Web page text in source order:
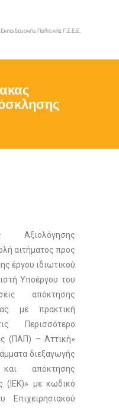
Αξιολόγησης
αιτήματος προς
έργου ιδιωτικού
Υποέργου του
απόκτησης
με πρακτική
(ΠΑΠ) – Αττική»
διεξαγωγής
απόκτησης
(ΙΕΚ)» με κωδικό